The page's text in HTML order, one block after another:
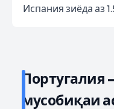
Испания зиёда аз
Португалия
мусобиқаи